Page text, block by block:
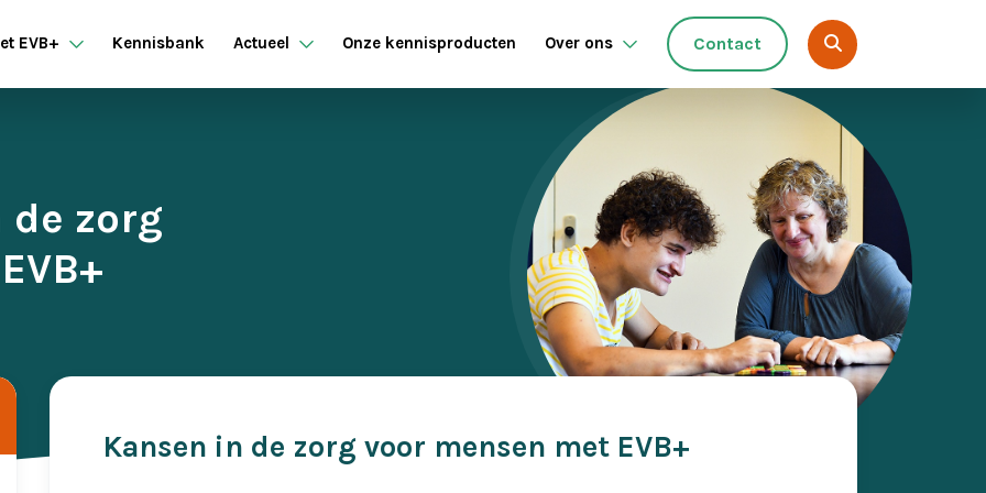
EVB+ Kennisbank Actueel Onze kennisproducten Over ons Contact
zorg
Kansen in de zorg voor mensen met EVB+